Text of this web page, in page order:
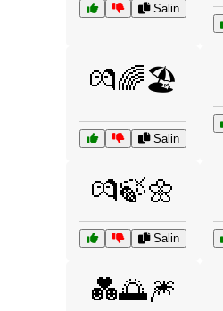
Salin
💏🌈🏖️
Salin
💏🍃🌼
Salin
💑🌅🎆